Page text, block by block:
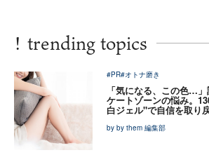
! trending topics
#PR#オトナ磨き
「気になる、この色…
ケートゾーンの悩み。
白ジェル"で自信を取り
by by them 編集部